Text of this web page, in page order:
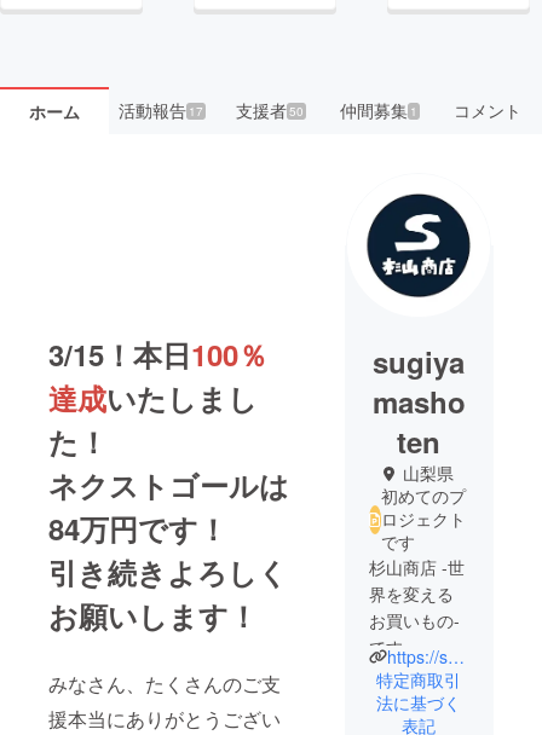
ホーム 活動報告17 支援者50 仲間募集 1 コメント
3/15！本日100％
達成いたしまし
た！
ネクストゴールは
84万円です！
引き続きよろしく
お願いします！
みなさん、たくさんのご支
援本当にありがとうござい
sugiya
masho
ten
山梨県
初めてのプ
ロジェクト
です
杉山商店 -世
界を変える
お買いもの-
です。
地域の仲間
の活動、コ
ミュニティ
https://sugiyamashoten.jp
特定商取引
法に基づく
表記